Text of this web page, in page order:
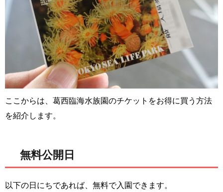
ここからは、葛西臨海水族園のチケットをお得に買う方法
を紹介します。
無料公開日
以下の日にちであれば、無料で入園できます。